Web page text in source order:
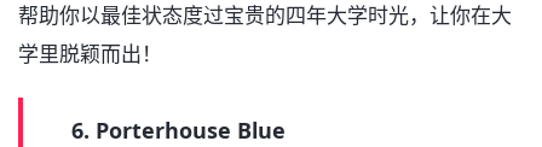
帮助你以最佳状态度过宝贵的四年大学时光，让你在大
学里脱颖而出！
6. Porterhouse Blue